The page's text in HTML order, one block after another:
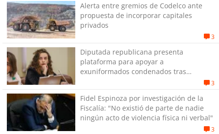
Alerta entre gremios de Codelco ante
propuesta de incorporar capitales
privados
3
Diputada republicana presenta
plataforma para apoyar a
exuniformados condenados tras
3
Fidel Espinoza por investigación de la
Fiscalía: "No existió de parte de nadie
ningún acto de violencia física ni verbal"
3